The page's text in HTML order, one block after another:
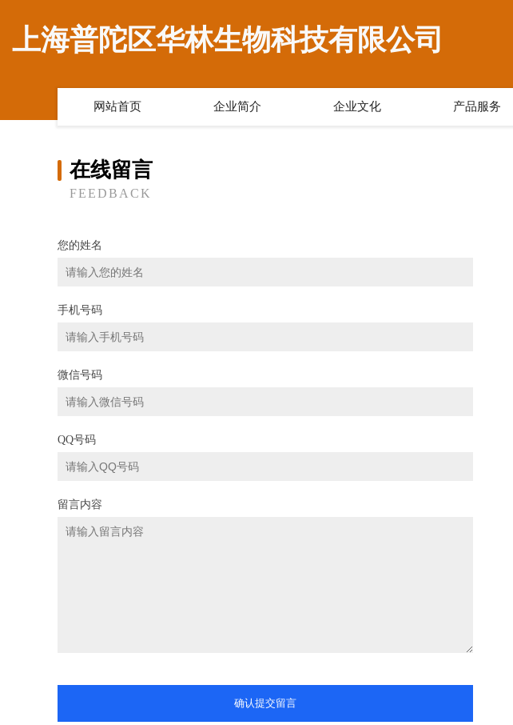
上海普陀区华林生物科技有限公司
网站首页 企业简介 企业文化 产品服务
在线留言
FEEDBACK
您的姓名
手机号码
微信号码
QQ号码
留言内容
确认提交留言